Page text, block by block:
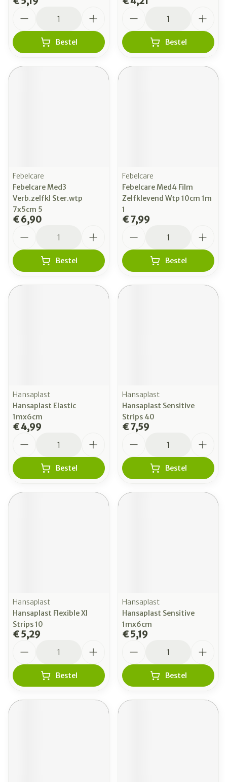
Bestel Bestel
Febelcare
Febelcare Med3
Verb.zelfkl Ster.wtp
7x5cm 5
€ 6,90
Bestel
Febelcare
Febelcare Med4 Film
Zelfklevend Wtp 10cm 1m
1
€ 7,99
Bestel
Hansaplast
Hansaplast Elastic
1mx6cm
€ 4,99
Bestel
Hansaplast
Hansaplast Sensitive
Strips 40
€ 7,59
Bestel
Hansaplast
Hansaplast Flexible Xl
Strips 10
€ 5,29
Bestel
Hansaplast
Hansaplast Sensitive
1mx6cm
€ 5,19
Bestel